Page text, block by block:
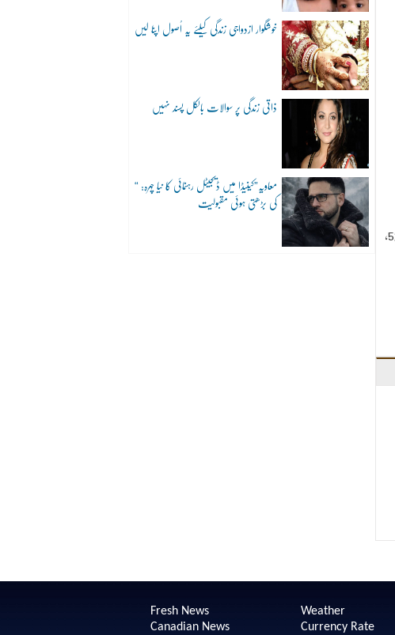
خوشگوار ازدواجی زندگی کیلئے یہ اُصول اپنا لیں
ذاتی زندگی پر سوالات بالکل پسند نہیں
“معاویہ”کینیڈا میں ڈیجیٹل رہنمائی کا نیا چہرہ:
کی بڑھتی ہوئی مقبولیت
خیبرپختونخوا میں آٹھویں ضمنی بلدیاتی انتخابات کے لیے 22 اضلاع میں 334 خالی نشستوں کے لئے پولنگ ہوئی جن میں ضلع کونسل کی 52،
Fresh News
Canadian News
Weather
Currency Rate